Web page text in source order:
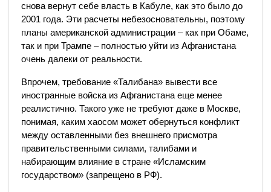
снова вернут себе власть в Кабуле, как это было до
2001 года. Эти расчеты небезосновательны, поэтому
планы американской администрации – как при Обаме,
так и при Трампе – полностью уйти из Афганистана
очень далеки от реальности.
Впрочем, требование «Талибана» вывести все
иностранные войска из Афганистана еще менее
реалистично. Такого уже не требуют даже в Москве,
понимая, каким хаосом может обернуться конфликт
между оставленными без внешнего присмотра
правительственными силами, талибами и
набирающим влияние в стране «Исламским
государством» (запрещено в РФ).